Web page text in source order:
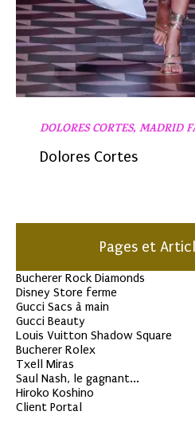
DOLORES CORTES, MADRID
Dolores Cortes
Pages et
Bucherer Rock Diamonds
Disney Store ferme
Gucci Sacs à main
Gucci Beauty
Louis Vuitton Shadow Square
Bucherer Rolex
Txell Miras
Saul Nash, le gagnant...
Hiroko Koshino
Client Portal